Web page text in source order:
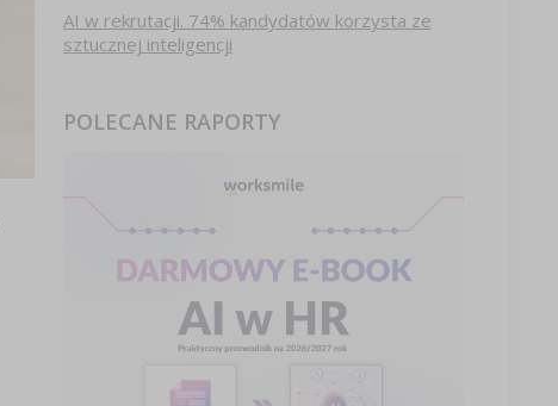
AI w rekrutacji. 74% kandydatów korzysta ze
sztucznej inteligencji
POLECANE RAPORTY